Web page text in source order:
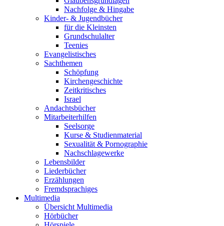
Nachfolge & Hingabe
Kinder- & Jugendbücher
für die Kleinsten
Grundschulalter
Teenies
Evangelistisches
Sachthemen
Schöpfung
Kirchengeschichte
Zeitkritisches
Israel
Andachtsbücher
Mitarbeiterhilfen
Seelsorge
Kurse & Studienmaterial
Sexualität & Pornographie
Nachschlagewerke
Lebensbilder
Liederbücher
Erzählungen
Fremdsprachiges
Multimedia
Übersicht Multimedia
Hörbücher